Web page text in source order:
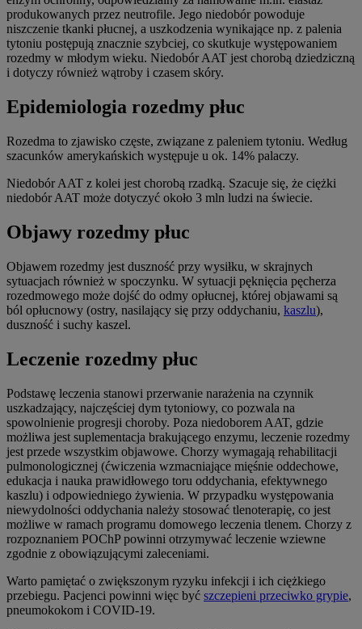
produkowanych przez neutrofile. Jego niedobór powoduje
niszczenie tkanki płucnej, a uszkodzenia wynikające np. z palenia
tytoniu postępują znacznie szybciej, co skutkuje występowaniem
rozedmy w młodym wieku. Niedobór AAT jest chorobą dziedziczną
i dotyczy również wątroby i czasem skóry.
Epidemiologia rozedmy płuc
Rozedma to zjawisko częste, związane z paleniem tytoniu. Według
szacunków amerykańskich występuje u ok. 14% palaczy.
Niedobór AAT z kolei jest chorobą rzadką. Szacuje się, że ciężki
niedobór AAT może dotyczyć około 3 mln ludzi na świecie.
Objawy rozedmy płuc
Objawem rozedmy jest duszność przy wysiłku, w skrajnych
sytuacjach również w spoczynku. W sytuacji pęknięcia pęcherza
rozedmowego może dojść do odmy opłucnej, której objawami są
ból opłucnowy (ostry, nasilający się przy oddychaniu, kaszlu),
duszność i suchy kaszel.
Leczenie rozedmy płuc
Podstawę leczenia stanowi przerwanie narażenia na czynnik
uszkadzający, najczęściej dym tytoniowy, co pozwala na
spowolnienie progresji choroby. Poza niedoborem AAT, gdzie
możliwa jest suplementacja brakującego enzymu, leczenie rozedmy
jest przede wszystkim objawowe. Chorzy wymagają rehabilitacji
pulmonologicznej (ćwiczenia wzmacniające mięśnie oddechowe,
edukacja i nauka prawidłowego toru oddychania, efektywnego
kaszlu) i odpowiedniego żywienia. W przypadku występowania
niewydolności oddychania należy stosować tlenoterapię, co jest
możliwe w ramach programu domowego leczenia tlenem. Chorzy z
rozpoznaniem POChP powinni otrzymywać leczenie wziewne
zgodnie z obowiązującymi zaleceniami.
Warto pamiętać o zwiększonym ryzyku infekcji i ich ciężkiego
przebiegu. Pacjenci powinni więc być szczepieni przeciwko grypie,
pneumokokom i COVID-19.